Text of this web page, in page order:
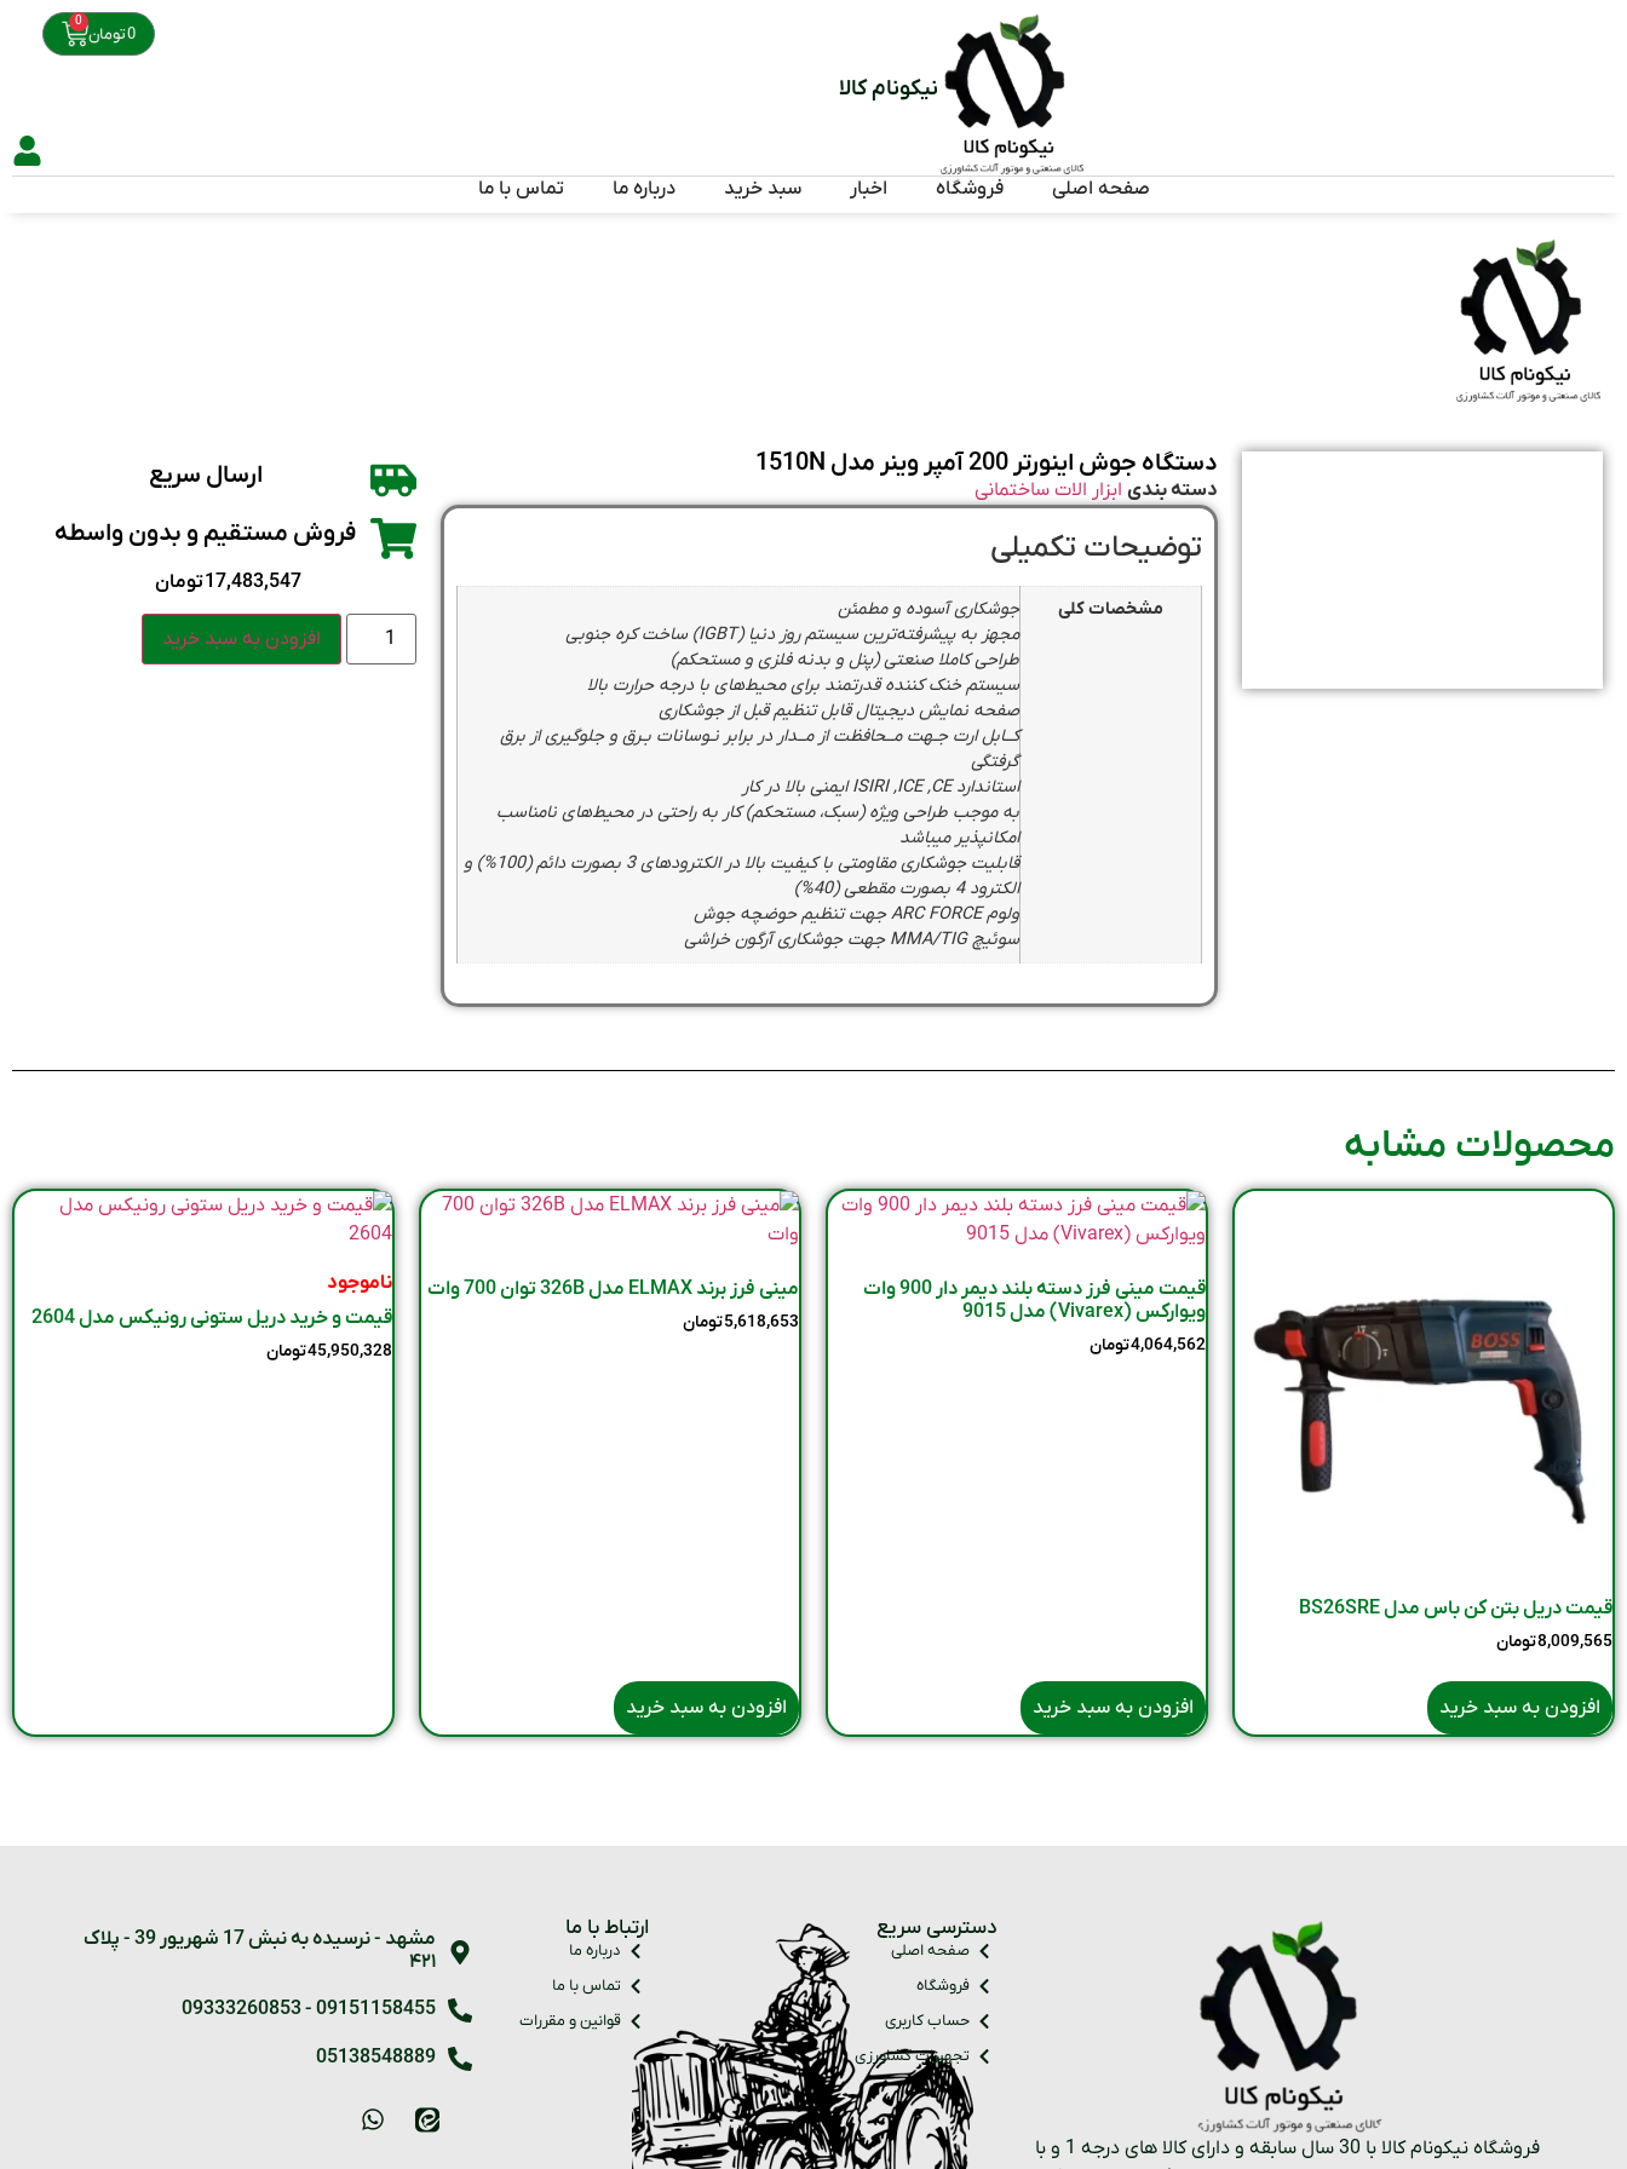
0تومان
0
نیکونام کالا
صفحه اصلی فروشگاه اخبار سبد خرید درباره ما تماس با ما
دستگاه جوش اینورتر 200 آمپر وینر مدل 1510N
دسته بندی ابزار الات ساختمانی
توضیحات تکمیلی
مشخصات کلی
جوشکاری آسوده و مطمئن
مجهز به پیشرفته‌ترین سیستم روز دنیا (IGBT) ساخت کره جنوبی
طراحی کاملا صنعتی (پنل و بدنه فلزی و مستحکم)
سیستم خنک کننده قدرتمند برای محیط‌های با درجه حرارت بالا
صفحه نمایش دیجیتال قابل تنظیم قبل از جوشکاری
کــابل ارت جـهت مــحافظت از مــدار در برابر نـوسانات بـرق و جلوگیری از برق
گرفتگی
استاندارد ISIRI ,ICE ,CE ایمنی بالا در کار
به موجب طراحی ویژه (سبک، مستحکم) کار به راحتی در محیط‌های نامناسب
امکانپذیر میباشد
قابلیت جوشکاری مقاومتی با کیفیت بالا در الکترودهای 3 بصورت دائم (100%) و
الکترود 4 بصورت مقطعی (40%)
ولوم ARC FORCE جهت تنظیم حوضچه جوش
سوئیچ MMA/TIG جهت جوشکاری آرگون خراشی
ارسال سریع
فروش مستقیم و بدون واسطه
17,483,547تومان
افزودن به سبد خرید
محصولات مشابه
قیمت دریل بتن کن باس مدل BS26SRE
8,009,565تومان
افزودن به سبد خرید
قیمت مینی فرز دسته بلند دیمر دار 900 وات
ویوارکس (Vivarex) مدل 9015
4,064,562تومان
افزودن به سبد خرید
مینی فرز برند ELMAX مدل 326B توان 700 وات
5,618,653تومان
افزودن به سبد خرید
ناموجود
قیمت و خرید دریل ستونی رونیکس مدل 2604
45,950,328تومان
فروشگاه نیکونام کالا با 30 سال سابقه و دارای کالا های درجه 1 و با
دسترسی سریع
صفحه اصلی
فروشگاه
حساب کاربری
تجهیزات کشاورزی
ارتباط با ما
درباره ما
تماس با ما
قوانین و مقررات
مشهد - نرسیده به نبش 17 شهریور 39 - پلاک
۴۲۱
09151158455
-
09333260853
05138548889